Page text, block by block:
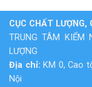
CỤC CHẤT LƯỢNG,
TRUNG TÂM KIỂM
LƯỢNG
Địa chỉ: KM 0, Cao
Nội